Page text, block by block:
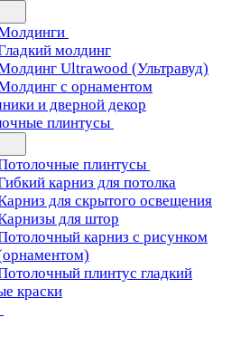
молдинг
Ultrawood (Ультравуд)
с орнаментом
и дверной декор
плинтусы
плинтусы
карниз для потолка
для скрытого освещения
для штор
карниз с рисунком
плинтус гладкий
краски